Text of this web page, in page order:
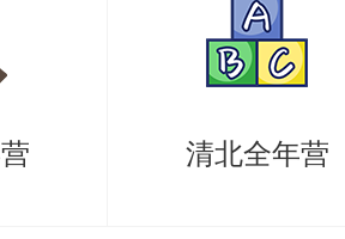
术研究。
自动化与计算系统
电子学、计算机科学
清北全年营